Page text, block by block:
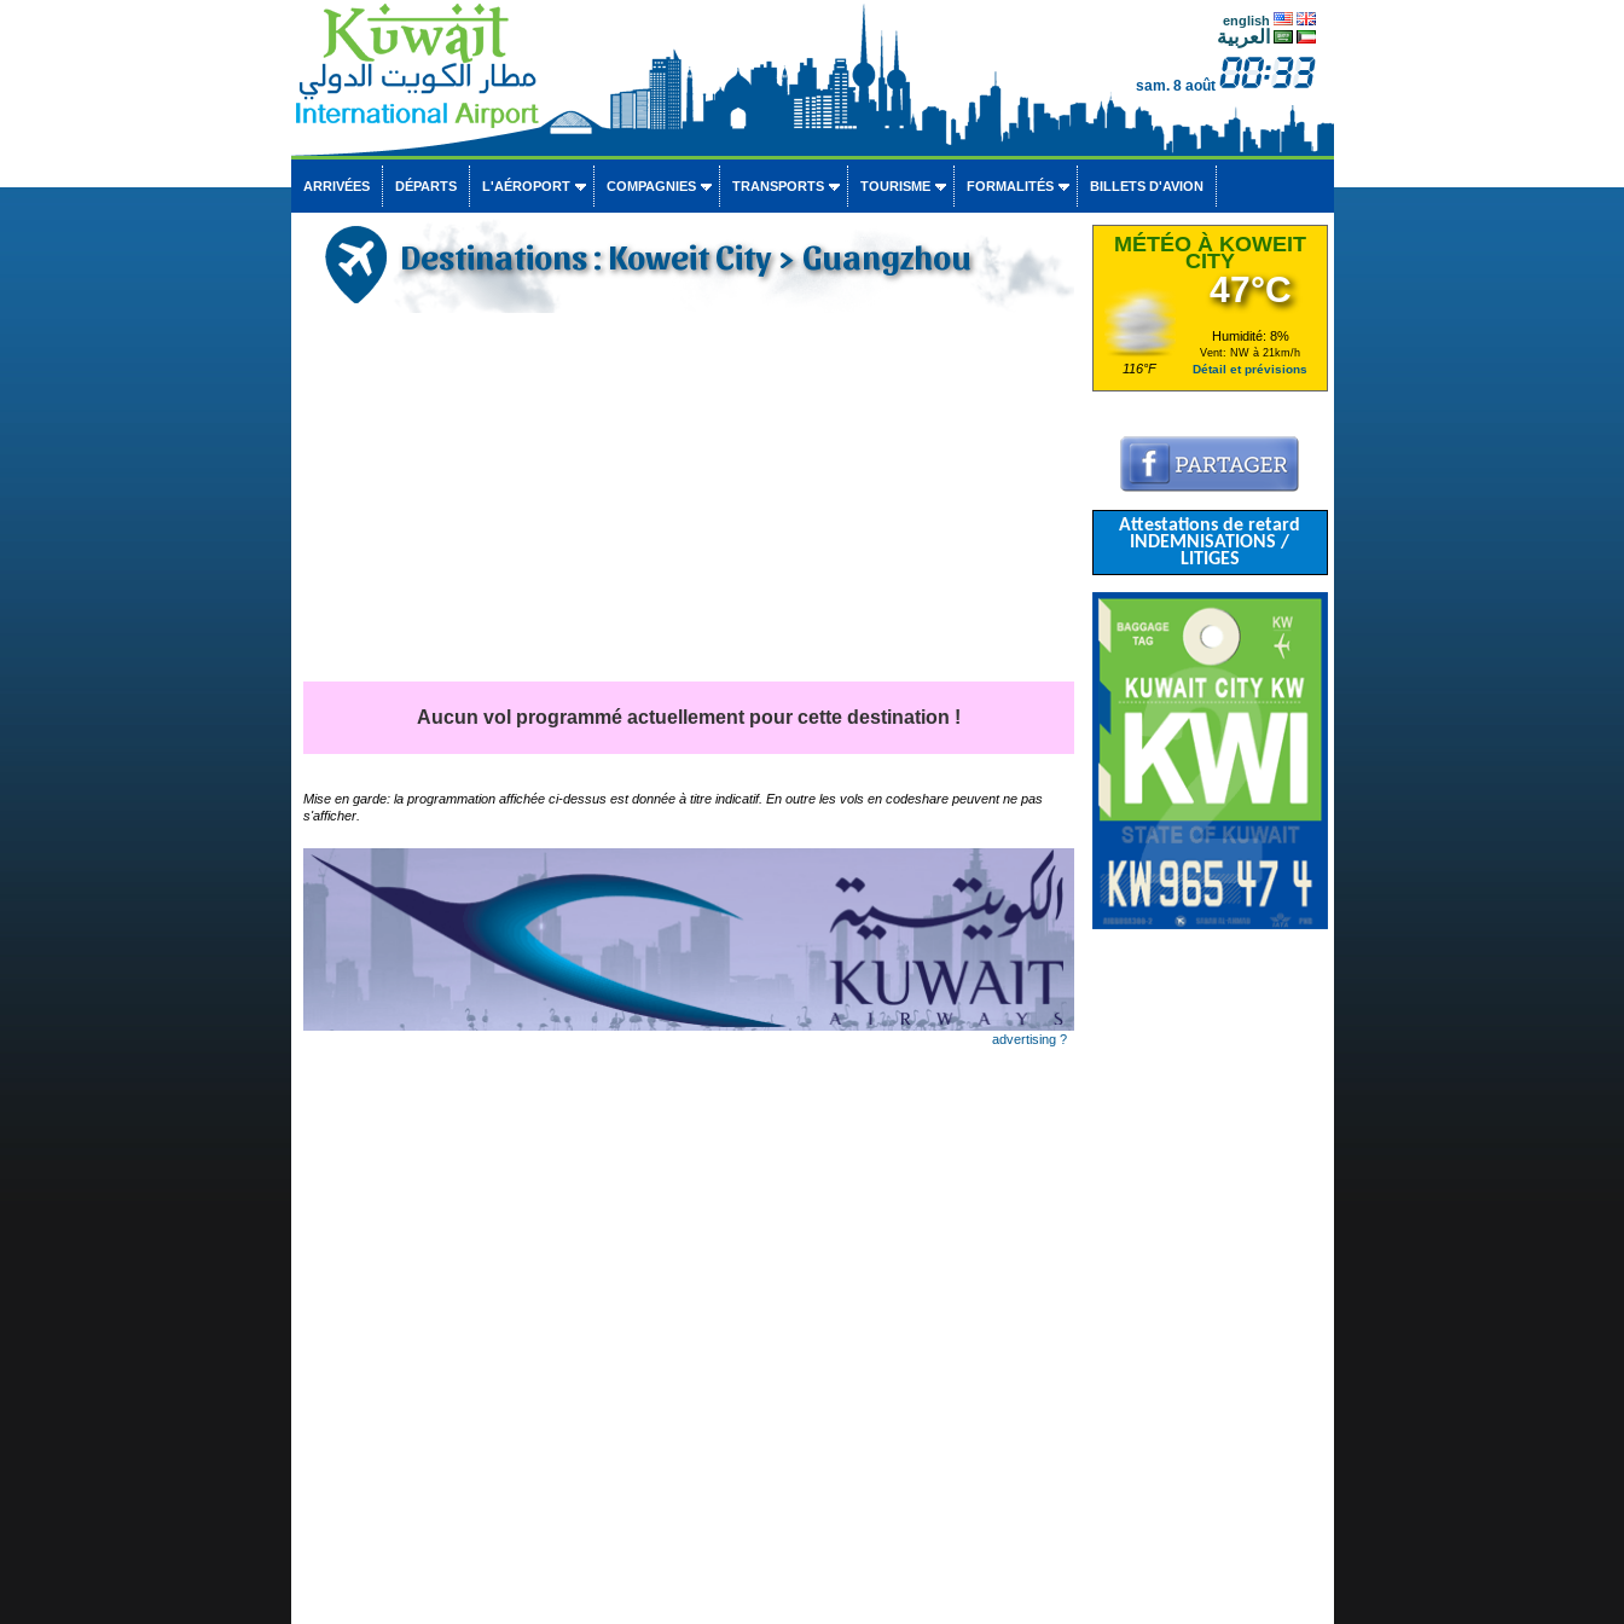
english
العربية
sam. 8 août
ARRIVÉES DÉPARTS L'AÉROPORT COMPAGNIES TRANSPORTS TOURISME FORMALITÉS BILLETS D'AVION
Destinations : Koweit City > Guangzhou
Aucun vol programmé actuellement pour cette destination !
Mise en garde: la programmation affichée ci-dessus est donnée à titre indicatif. En outre les vols en codeshare peuvent ne pas
s'afficher.
advertising ?
MÉTÉO À KOWEIT
CITY
116°F
47°C
Humidité: 8%
Vent: NW à 21km/h
Détail et prévisions
Attestations de retard
INDEMNISATIONS /
LITIGES